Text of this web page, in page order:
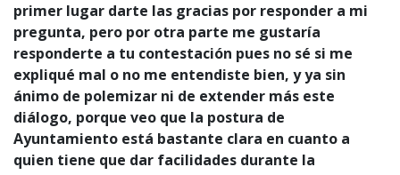
primer lugar darte las gracias por responder a mi
pregunta, pero por otra parte me gustaría
responderte a tu contestación pues no sé si me
expliqué mal o no me entendiste bien, y ya sin
ánimo de polemizar ni de extender más este
diálogo, porque veo que la postura de
Ayuntamiento está bastante clara en cuanto a
quien tiene que dar facilidades durante la